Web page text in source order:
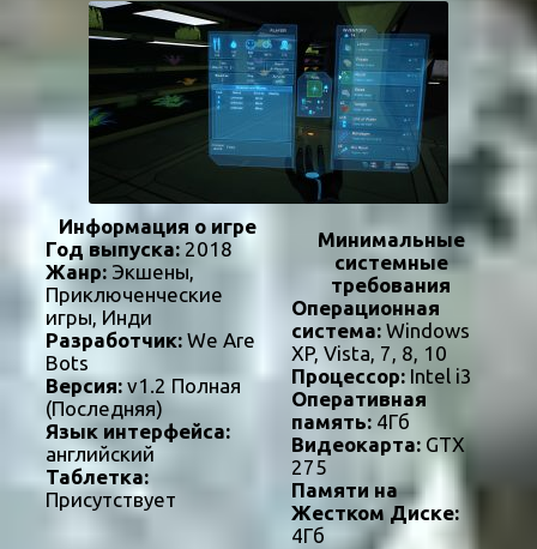
Информация о игре
Год выпуска: 2018
Жанр: Экшены,
Приключенческие
игры, Инди
Разработчик: We Are
Bots
Версия: v1.2 Полная
(Последняя)
Язык интерфейса:
английский
Таблетка:
Присутствует
Минимальные
системные
требования
Операционная
система:Windows
XP, Vista, 7, 8, 10
Процессор:Intel i3
Оперативная
память:4Гб
Видеокарта:GTX
275
Памяти на
Жестком Диске:
4Гб